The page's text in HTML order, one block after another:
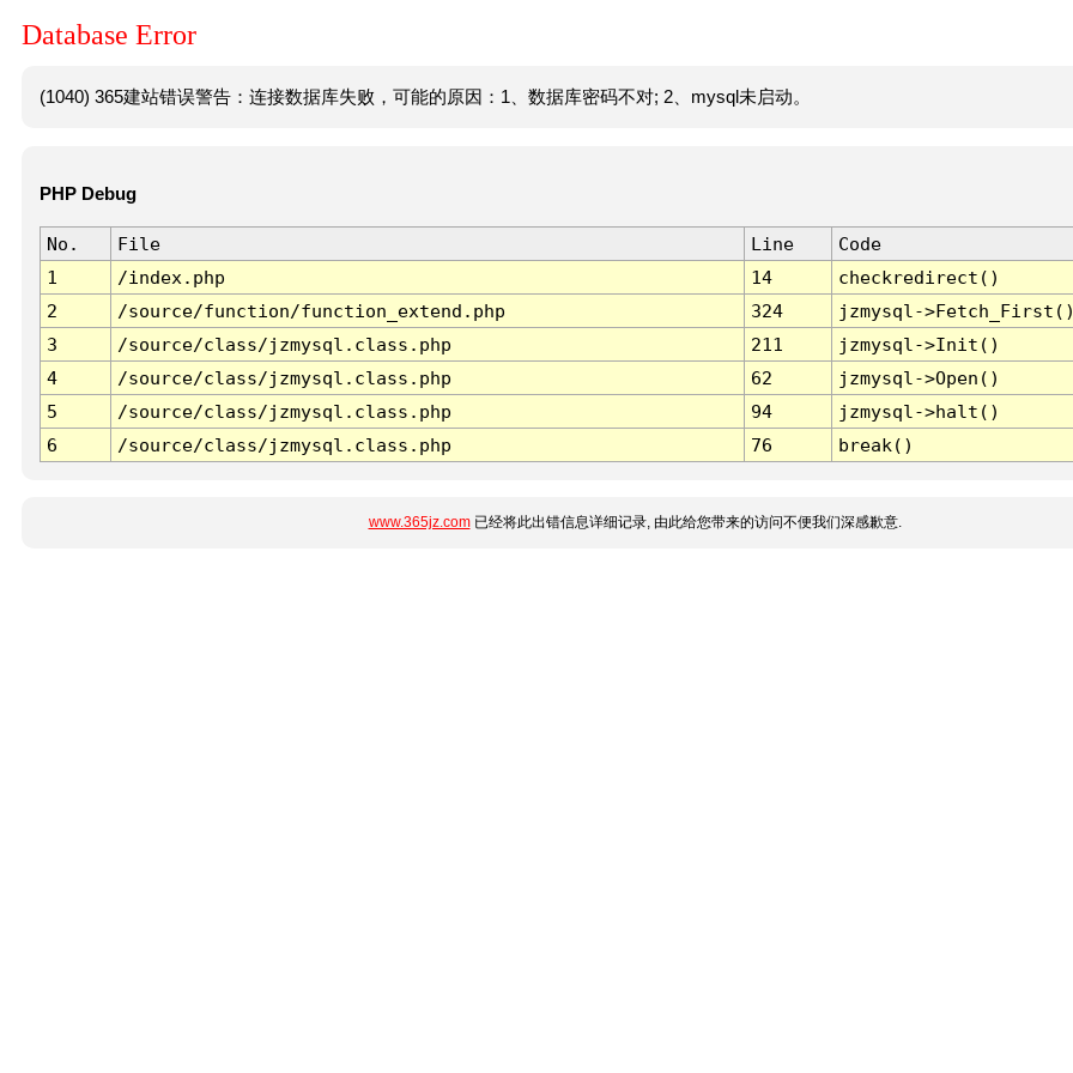
Database Error
(1040) 365建站错误警告：连接数据库失败，可能的原因：1、数据库密码不对; 2、mysql未启动。
PHP Debug
No. File Line
Code
1
/index.php 14
checkredirect()
2
/source/function/function_extend.php 324
jzmysql-
3
/source/class/jzmysql.class.php 211
jzmysql->Init()
4
/source/class/jzmysql.class.php 62
jzmysql->Open()
5
/source/class/jzmysql.class.php 94
jzmysql->halt()
6
/source/class/jzmysql.class.php 76 break()
www.365jz.com已经将此出错信息详细记录, 由此给您带来的访问不便我们深感歉意.